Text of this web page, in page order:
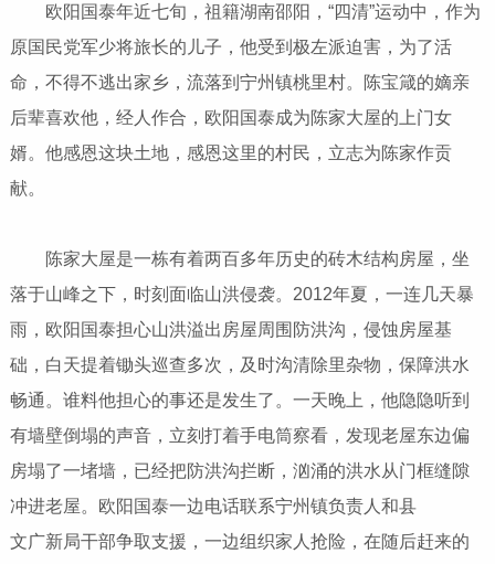
欧阳国泰年近七旬，祖籍湖南邵阳，“四清”运动中，作为
原国民党军少将旅长的儿子，他受到极左派迫害，为了活
命，不得不逃出家乡，流落到宁州镇桃里村。陈宝箴的嫡亲
后辈喜欢他，经人作合，欧阳国泰成为陈家大屋的上门女
婿。他感恩这块土地，感恩这里的村民，立志为陈家作贡
献。
陈家大屋是一栋有着两百多年历史的砖木结构房屋，坐
落于山峰之下，时刻面临山洪侵袭。2012年夏，一连几天暴
雨，欧阳国泰担心山洪溢出房屋周围防洪沟，侵蚀房屋基
础，白天提着锄头巡查多次，及时沟清除里杂物，保障洪水
畅通。谁料他担心的事还是发生了。一天晚上，他隐隐听到
有墙壁倒塌的声音，立刻打着手电筒察看，发现老屋东边偏
房塌了一堵墙，已经把防洪沟拦断，汹涌的洪水从门框缝隙
冲进老屋。欧阳国泰一边电话联系宁州镇负责人和县
文广新局干部争取支援，一边组织家人抢险，在随后赶来的